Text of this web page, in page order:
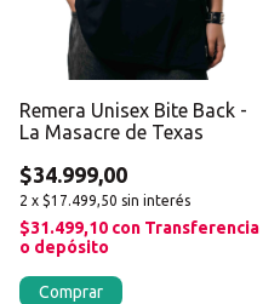
Remera Unisex Bite Back -
La Masacre de Texas
$34.999,00
2 x $17.499,50 sin interés
$31.499,10 con Transferencia
o depósito
Comprar